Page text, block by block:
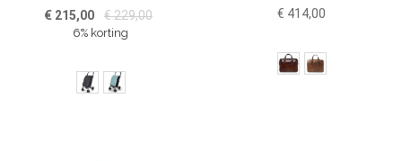
€ 215,00 € 229,00
6% korting
€ 414,00